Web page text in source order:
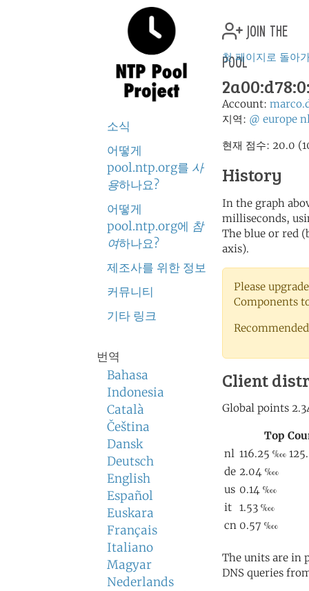
소식
어떻게
pool.ntp.org를 사
용하나요?
어떻게
pool.ntp.org에 참
여하나요?
제조사를 위한 정보
커뮤니티
기타 링크
번역
Bahasa
Indonesia
Català
Čeština
Dansk
Deutsch
English
Español
Euskara
Français
Italiano
Magyar
Nederlands
join the
pool
첫 페이지로 돌아
Account:
지역: @ europe
현재 점수: 20.0
History
In the graph
milliseconds,
The blue or red
axis).
Please
Components
Client
The units are in
DNS queries